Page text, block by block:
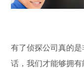
有了侦探公司真的
话，我们才能够拥